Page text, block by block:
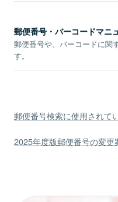
郵便番号・バーコードマニ
郵便番号や、バーコードに関
す。
郵便番号検索に使用されて
2025年度版郵便番号の変更